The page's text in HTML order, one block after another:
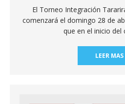
El Torneo Integración
comenzará el domingo 28 de
que en el inicio del
LEER MAS